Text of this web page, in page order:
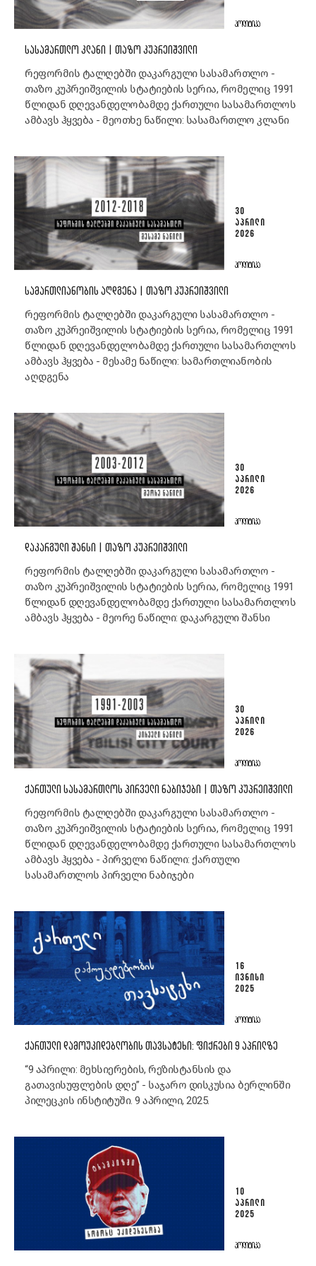
ᲞᲝᲚᲘᲢᲘᲙᲐ
ᲡᲐᲡᲐᲛᲐᲠᲗᲚᲝ ᲙᲚᲐᲜᲘ | ᲗᲐᲖᲝ ᲙᲣᲞᲠᲔᲘᲨᲕᲘᲚᲘ
რეფორმის ტალღებში დაკარგული სასამართლო -
თაზო კუპრეიშვილის სტატიების სერია, რომელიც 1991
წლიდან დღევანდელობამდე ქართული სასამართლოს
ამბავს ჰყვება - მეოთხე ნაწილი: სასამართლო კლანი
30
ᲐᲞᲠᲘᲚᲘ
2026
ᲞᲝᲚᲘᲢᲘᲙᲐ
ᲡᲐᲛᲐᲠᲗᲚᲘᲐᲜᲝᲑᲘᲡ ᲐᲦᲓᲒᲔᲜᲐ | ᲗᲐᲖᲝ ᲙᲣᲞᲠᲔᲘᲨᲕᲘᲚᲘ
რეფორმის ტალღებში დაკარგული სასამართლო -
თაზო კუპრეიშვილის სტატიების სერია, რომელიც 1991
წლიდან დღევანდელობამდე ქართული სასამართლოს
ამბავს ჰყვება - მესამე ნაწილი: სამართლიანობის
აღდგენა
30
ᲐᲞᲠᲘᲚᲘ
2026
ᲞᲝᲚᲘᲢᲘᲙᲐ
ᲓᲐᲙᲐᲠᲒᲣᲚᲘ ᲨᲐᲜᲡᲘ | ᲗᲐᲖᲝ ᲙᲣᲞᲠᲔᲘᲨᲕᲘᲚᲘ
რეფორმის ტალღებში დაკარგული სასამართლო -
თაზო კუპრეიშვილის სტატიების სერია, რომელიც 1991
წლიდან დღევანდელობამდე ქართული სასამართლოს
ამბავს ჰყვება - მეორე ნაწილი: დაკარგული შანსი
30
ᲐᲞᲠᲘᲚᲘ
2026
ᲞᲝᲚᲘᲢᲘᲙᲐ
ᲥᲐᲠᲗᲣᲚᲘ ᲡᲐᲡᲐᲛᲐᲠᲗᲚᲝᲡ ᲞᲘᲠᲕᲔᲚᲘ ᲜᲐᲑᲘᲯᲔᲑᲘ | ᲗᲐᲖᲝ ᲙᲣᲞᲠᲔᲘᲨᲕᲘᲚᲘ
რეფორმის ტალღებში დაკარგული სასამართლო -
თაზო კუპრეიშვილის სტატიების სერია, რომელიც 1991
წლიდან დღევანდელობამდე ქართული სასამართლოს
ამბავს ჰყვება - პირველი ნაწილი: ქართული
სასამართლოს პირველი ნაბიჯები
16
ᲘᲕᲜᲘᲡᲘ
2025
ᲞᲝᲚᲘᲢᲘᲙᲐ
ᲥᲐᲠᲗᲣᲚᲘ ᲓᲐᲛᲝᲣᲙᲘᲓᲔᲑᲚᲝᲑᲘᲡ ᲗᲐᲕᲡᲐᲢᲔᲮᲘ: ᲤᲘᲥᲠᲔᲑᲘ 9 ᲐᲞᲠᲘᲚᲖᲔ
“9 აპრილი: მეხსიერების, რეზისტანსის და
გათავისუფლების დღე” - საჯარო დისკუსია ბერლინში
პილეცკის ინსტიტუში. 9 აპრილი, 2025.
10
ᲐᲞᲠᲘᲚᲘ
2025
ᲞᲝᲚᲘᲢᲘᲙᲐ